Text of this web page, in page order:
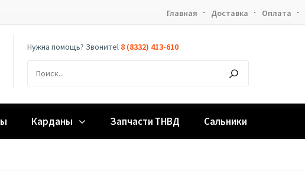
Главная Доставка Оплата
Нужна помощь? Звонитеl 8 (8332) 413-610
Карданы Запчасти ТНВД Сальники